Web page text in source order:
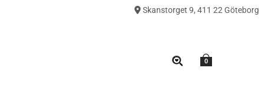
Skanstorget 9, 411 22 Göteborg
0